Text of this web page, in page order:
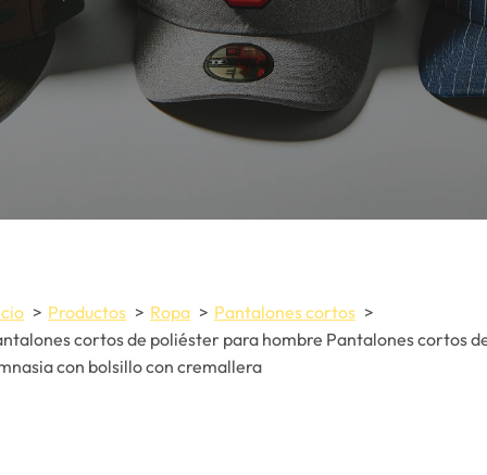
Productos Ropa
Pantalones cortos
cortos de poliéster para hombre Pantalones cortos
con bolsillo con cremallera